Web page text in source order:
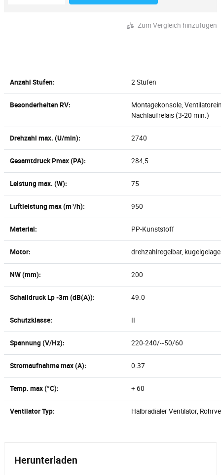
Zum Vergleich hinzufügen
Anzahl Stufen: 2 Stufen
Besonderheiten RV:
Montagekonsole,
Nachlaufrelais (3-20 min.)
Drehzahl max. (U/min): 2740
Gesamtdruck Pmax (PA): 284,5
Leistung max. (W): 75
Luftleistung max (m³/h): 950
Material: PP-Kunststoff
Motor: drehzahlregelbar,
NW (mm): 200
Schalldruck Lp -3m (dB(A)): 49.0
Schutzklasse: II
Spannung (V/Hz): 220-240/~50/60
Stromaufnahme max (A): 0.37
Temp. max (°C): + 60
Ventilator Typ: Halbradialer Ventilator,
Herunterladen